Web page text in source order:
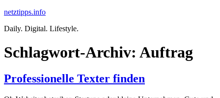
Zum
springen
netztipps.info
Daily. Digital. Lifestyle.
Schlagwort-Archiv: Auftrag
Professionelle Texter finden